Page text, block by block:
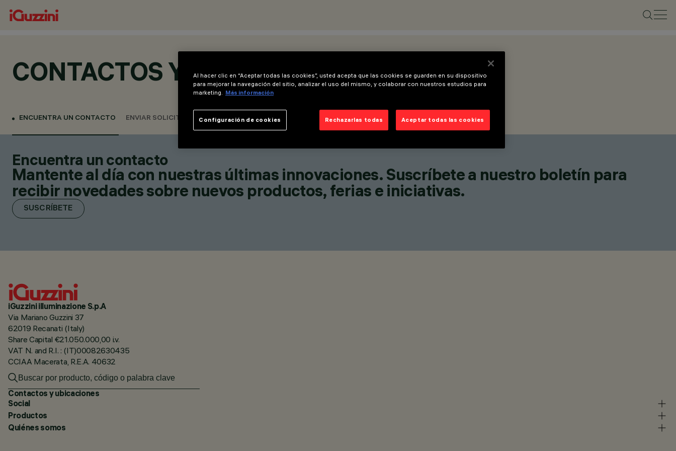
CONTACTOS Y UBICACIONES
ENCUENTRA UN CONTACTO ENVIAR SOLICITUD
Encuentra un contacto
Mantente al día con nuestras últimas innovaciones. Suscríbete a nuestro boletín para
recibir novedades sobre nuevos productos, ferias e iniciativas.
SUSCRÍBETE
iGuzzini illuminazione S.p.A
Via Mariano Guzzini 37
62019 Recanati (Italy)
Share Capital €21.050.000,00 i.v.
VAT N. and R.I. : (IT)00082630435
CCIAA Macerata, R.E.A. 40632
Contactos y ubicaciones
Social
Productos
Quiénes somos
Al hacer clic en “Aceptar todas las cookies”, usted acepta que las cookies se guarden en su dispositivo
para mejorar la navegación del sitio, analizar el uso del mismo, y colaborar con nuestros estudios para
marketing. Más información
Rechazarlas todas Aceptar todas las cookies
Configuración de cookies